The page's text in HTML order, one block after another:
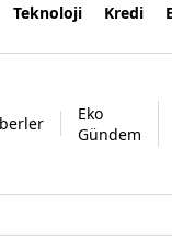
Teknoloji Kredi
Eko
Gündem